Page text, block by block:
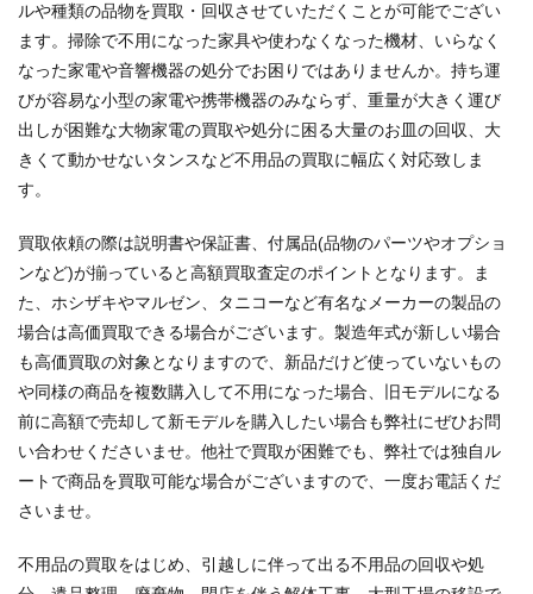
ルや種類の品物を買取・回収させていただくことが可能でござい
ます。掃除で不用になった家具や使わなくなった機材、いらなく
なった家電や音響機器の処分でお困りではありませんか。持ち運
びが容易な小型の家電や携帯機器のみならず、重量が大きく運び
出しが困難な大物家電の買取や処分に困る大量のお皿の回収、大
きくて動かせないタンスなど不用品の買取に幅広く対応致しま
す。
買取依頼の際は説明書や保証書、付属品(品物のパーツやオプショ
ンなど)が揃っていると高額買取査定のポイントとなります。ま
た、ホシザキやマルゼン、タニコーなど有名なメーカーの製品の
場合は高価買取できる場合がございます。製造年式が新しい場合
も高価買取の対象となりますので、新品だけど使っていないもの
や同様の商品を複数購入して不用になった場合、旧モデルになる
前に高額で売却して新モデルを購入したい場合も弊社にぜひお問
い合わせくださいませ。他社で買取が困難でも、弊社では独自ル
ートで商品を買取可能な場合がございますので、一度お電話くだ
さいませ。
不用品の買取をはじめ、引越しに伴って出る不用品の回収や処